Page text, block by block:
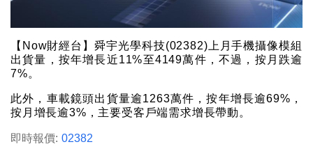
【Now財經台】舜宇光學科技(02382)上月手機攝像模組
出貨量，按年增長近11%至4149萬件，不過，按月跌逾
7%。
此外，車載鏡頭出貨量逾1263萬件，按年增長逾69%，
按月增長逾3%，主要受客戶端需求增長帶動。
即時報價: 02382